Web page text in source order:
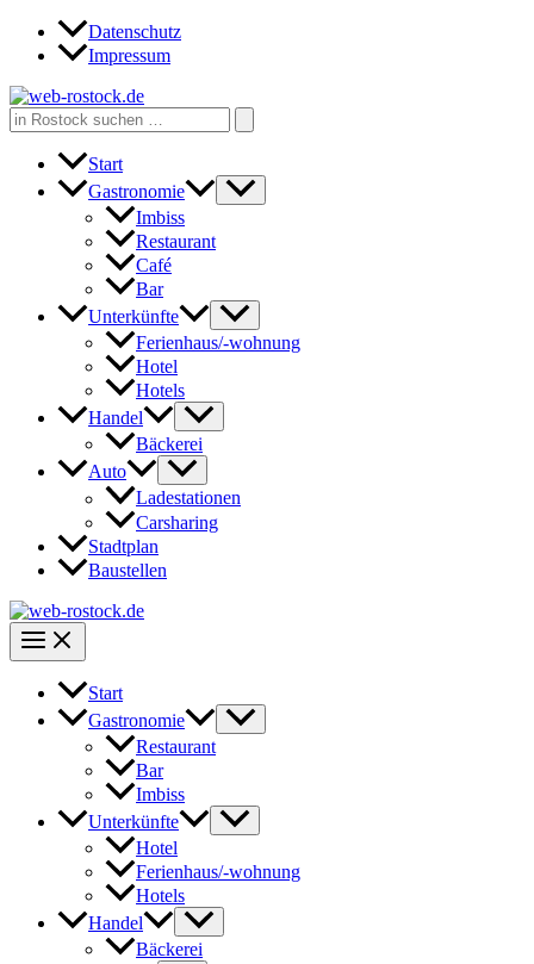
Zum
Inhalt
Datenschutz
Impressum
Search
for:
Start
Gastronomie
Imbiss
Restaurant
Café
Bar
Unterkünfte
Ferienhaus/-wohnung
Hotel
Hotels
Handel
Bäckerei
Auto
Ladestationen
Carsharing
Stadtplan
Baustellen
Start
Gastronomie
Restaurant
Bar
Imbiss
Unterkünfte
Hotel
Ferienhaus/-wohnung
Hotels
Handel
Bäckerei